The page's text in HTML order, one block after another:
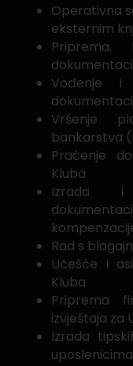
Operativna
eksternim
Priprema,
Vođenje i
Vršenje
bankarstva
Praćenje
Kluba
Izrada i
Rad s
Učešće i
Kluba
Priprema
izvještaja za
Izrada